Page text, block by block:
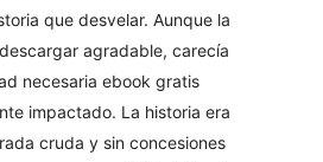
que desvelar. Aunque la
agradable, carecía
necesaria ebook gratis
impactado. La historia era
cruda y sin concesiones